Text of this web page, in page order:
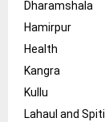
Dharamshala
Hamirpur
Health
Kangra
Kullu
Lahaul and Spiti